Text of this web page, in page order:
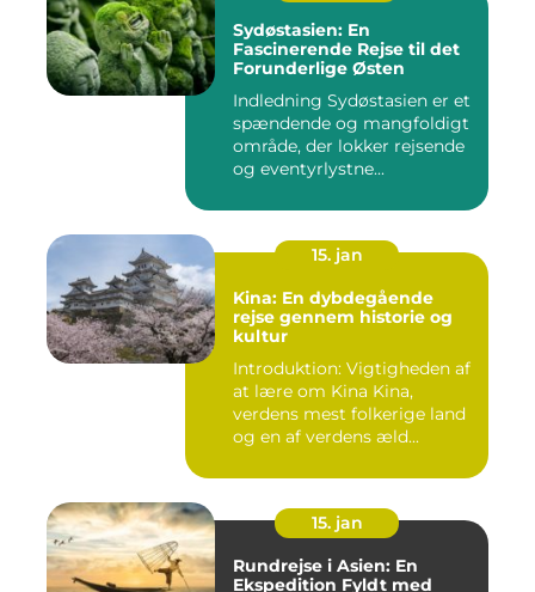
Sydøstasien: En
Fascinerende Rejse til det
Forunderlige Østen
Indledning Sydøstasien er et
spændende og mangfoldigt
område, der lokker rejsende
og eventyrlystne...
15. jan
Kina: En dybdegående
rejse gennem historie og
kultur
Introduktion: Vigtigheden af
at lære om Kina Kina,
verdens mest folkerige land
og en af verdens æld...
15. jan
Rundrejse i Asien: En
Ekspedition Fyldt med